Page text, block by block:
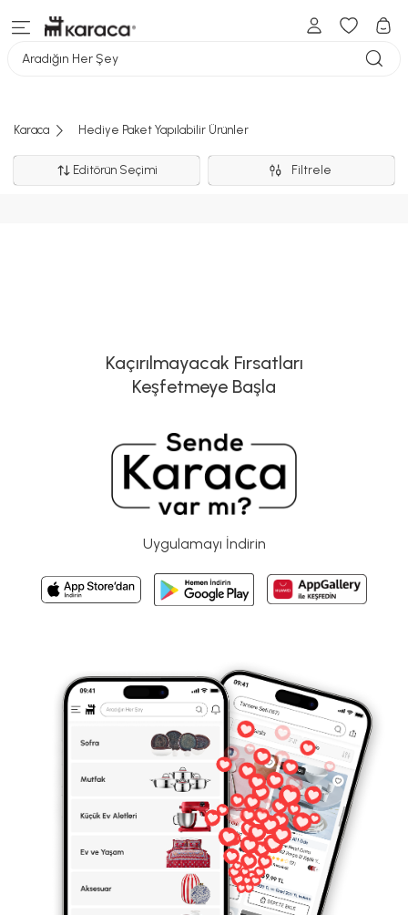
Aradığın Her Şey
Karaca Hediye Paket Yapılabilir Ürünler
Editörün Seçimi Filtrele
Kaçırılmayacak Fırsatları
Keşfetmeye Başla
Uygulamayı İndirin